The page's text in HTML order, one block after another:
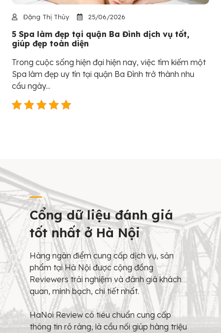
Đặng Thị Thủy 25/06/2026
5 Spa làm đẹp tại quận Ba Đình dịch vụ tốt,
giúp đẹp toàn diện
Trong cuộc sống hiện đại hiện nay, việc tìm kiếm một
Spa làm đẹp uy tín tại quận Ba Đình trở thành nhu
cầu ngày...
Cổng dữ liệu đánh giá
tốt nhất ở Hà Nội
Hàng ngàn điểm cung cấp dịch vụ, sản
phẩm tại Hà Nội được cộng đồng
Reviewers trải nghiệm và đánh giá khách
quan, minh bạch, chi tiết nhất.
HaNoi Review có tiêu chuẩn cung cấp
thông tin rõ ràng, là cầu nối giúp hàng triệu